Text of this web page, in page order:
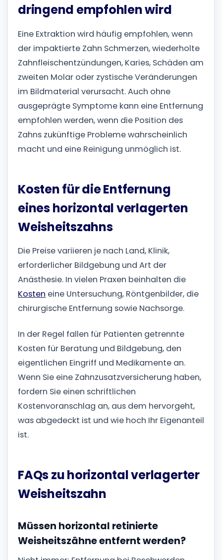
dringend empfohlen wird
Eine Extraktion wird häufig empfohlen, wenn
der impaktierte Zahn Schmerzen, wiederholte
Zahnfleischentzündungen, Karies, Schäden am
zweiten Molar oder zystische Veränderungen
im Bildmaterial verursacht. Auch ohne
ausgeprägte Symptome kann eine Entfernung
empfohlen werden, wenn die Position des
Zahns zukünftige Probleme wahrscheinlich
macht und eine Reinigung unmöglich ist.
Kosten für die Entfernung
eines horizontal verlagerten
Weisheitszahns
Die Preise variieren je nach Land, Klinik,
erforderlicher Bildgebung und Art der
Anästhesie. In vielen Praxen beinhalten die
Kosten eine Untersuchung, Röntgenbilder, die
chirurgische Entfernung sowie Nachsorge.
In der Regel fallen für Patienten getrennte
Kosten für Beratung und Bildgebung, den
eigentlichen Eingriff und Medikamente an.
Wenn Sie eine Zahnzusatzversicherung haben,
fordern Sie einen schriftlichen
Kostenvoranschlag an, aus dem hervorgeht,
was abgedeckt ist und wie hoch Ihr Eigenanteil
ist.
FAQs zu horizontal verlagerter
Weisheitszahn
Müssen horizontal retinierte
Weisheitszähne entfernt werden?